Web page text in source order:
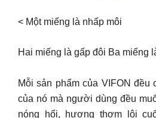
< Một miếng là nhấp môi
Hai miếng là gấp đôi Ba miếng
Mỗi sản phẩm của VIFON
của nó mà người dùng đều
nóng hổi, hương thơm lôi